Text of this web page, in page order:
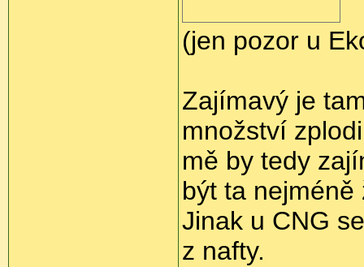
(jen pozor u
Zajímavý je
množství
mě by tedy
být ta
Jinak u CNG
z nafty.